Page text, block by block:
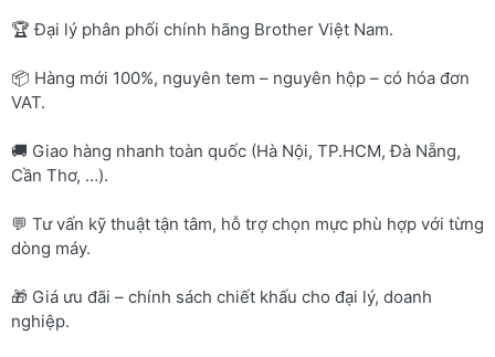
🏆 Đại lý phân phối chính hãng Brother Việt Nam.
📦 Hàng mới 100%, nguyên tem – nguyên hộp – có hóa đơn
VAT.
🚚 Giao hàng nhanh toàn quốc (Hà Nội, TP.HCM, Đà Nẵng,
Cần Thơ, …).
💬 Tư vấn kỹ thuật tận tâm, hỗ trợ chọn mực phù hợp với từng
dòng máy.
🎁 Giá ưu đãi – chính sách chiết khấu cho đại lý, doanh
nghiệp.